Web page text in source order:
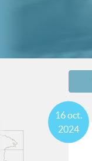
16oct.
2024